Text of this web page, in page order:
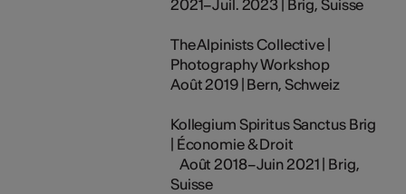
2021–Juil. 2023 | Brig, Suisse
The Alpinists Collective |
Photography Workshop
Août 2019 | Bern, Schweiz
Kollegium Spiritus Sanctus Brig
| Économie & Droit
Août 2018–Juin 2021 | Brig,
Suisse